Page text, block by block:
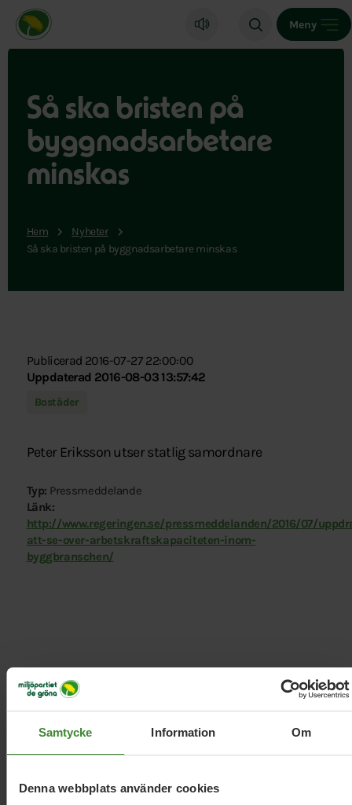
Samtycke Information Om
Denna webbplats använder cookies
Miljöpartiet de gröna, startsida
Meny
Så ska bristen på
byggnadsarbetare
minskas
Hem
Nyheter
Så ska bristen på byggnadsarbetare minskas
Publicerad 2016-07-27 22:00:00
Uppdaterad 2016-08-03 13:57:42
Bostäder
Peter Eriksson utser statlig samordnare
Typ: Pressmeddelande
Länk:
http://www.regeringen.se/pressmeddelanden/2016/07/
att-se-over-arbetskraftskapaciteten-inom-
byggbranschen/
Relaterade nyheter
MP:s krispaket för bostadsmarknaden